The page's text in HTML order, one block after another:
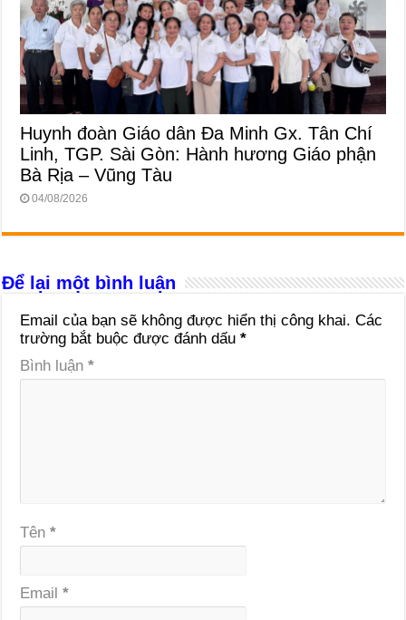
Huynh đoàn Giáo dân Đa Minh Gx. Tân Chí
Linh, TGP. Sài Gòn: Hành hương Giáo phận
Bà Rịa – Vũng Tàu
04/08/2026
Để lại một bình luận
Email của bạn sẽ không được hiển thị công khai. Các
trường bắt buộc được đánh dấu*
Bình luận*
Tên*
Email*